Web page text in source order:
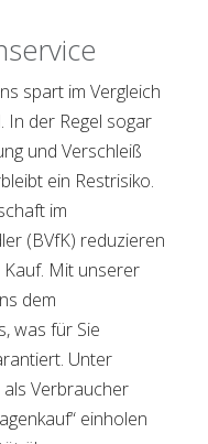
spart im Vergleich
In der Regel sogar
und Verschleiß
ein Restrisiko.
im
(BVfK) reduzieren
Mit unserer
dem
was für Sie
Unter
als Verbraucher
einholen